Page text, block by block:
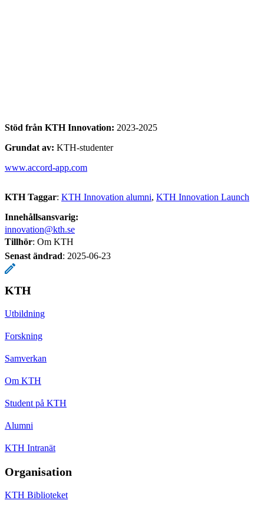
Stöd från KTH Innovation: 2023-2025
Grundat av: KTH-studenter
www.accord-app.com
KTH Taggar: KTH Innovation alumni KTH Innovation Launch
Innehållsansvarig:
innovation@kth.se
Tillhör: Om KTH
Senast ändrad: 2025-06-23
KTH
Utbildning
Forskning
Samverkan
Om KTH
Student på KTH
Alumni
KTH Intranät
Organisation
KTH Biblioteket